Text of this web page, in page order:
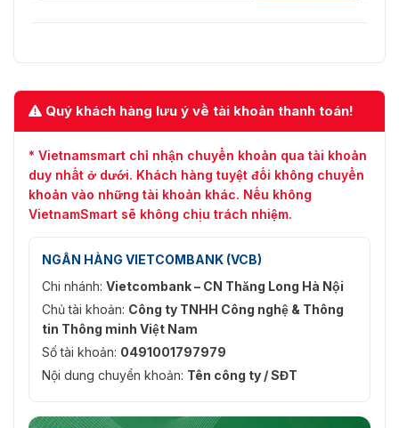
Quý khách hàng lưu ý về tài khoản thanh toán!
* Vietnamsmart chỉ nhận chuyển khoản qua tài khoản
duy nhất ở dưới. Khách hàng tuyệt đối không chuyển
khoản vào những tài khoản khác. Nếu không
VietnamSmart sẽ không chịu trách nhiệm.
NGÂN HÀNG VIETCOMBANK (VCB)
Chi nhánh: Vietcombank – CN Thăng Long Hà Nội
Chủ tài khoản: Công ty TNHH Công nghệ & Thông
tin Thông minh Việt Nam
Số tài khoản: 0491001797979
Nội dung chuyển khoản: Tên công ty / SĐT